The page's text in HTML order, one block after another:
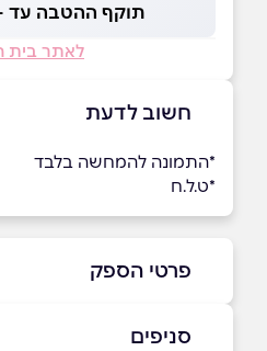
תוקף ההטבה עד -
לאתר בית
חשוב לדעת
*התמונה להמחשה בלבד
*ט.ל.ח
פרטי הספק
סניפים